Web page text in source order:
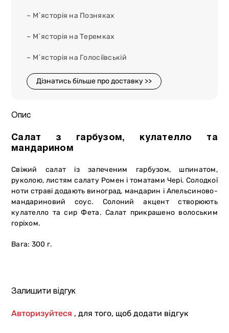
– М`ясторія на Позняках
– М`ясторія на Теремках
– М`ясторія на Голосіївській
Дізнатись більше про доставку >>
Опис
Салат з гарбузом, кулателло та
мандарином
Свіжий салат із запеченим гарбузом, шпинатом,
руколою, листям салату Ромен і томатами Чері. Солодкої
ноти страві додають виноград, мандарин і Апельсиново-
мандариновий соус. Солоний акцент створюють
кулателло та сир Фета. Салат прикрашено волоським
горіхом.
Вага: 300 г.
Залишити відгук
Авторизуйтеся , для того, щоб додати відгук